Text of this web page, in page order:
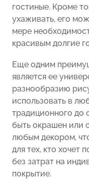
гостиные. Кроме
ухаживать, его
мере
красивым долгие
Еще одним
является ее
разнообразию
использовать в
традиционного до
быть окрашен или
любым декором,
для тех, кто хочет
без затрат на
покрытие.